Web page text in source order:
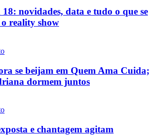
novidades, data e tudo o que se
o reality show
se beijam em Quem Ama Cuida;
dormem juntos
e chantagem agitam